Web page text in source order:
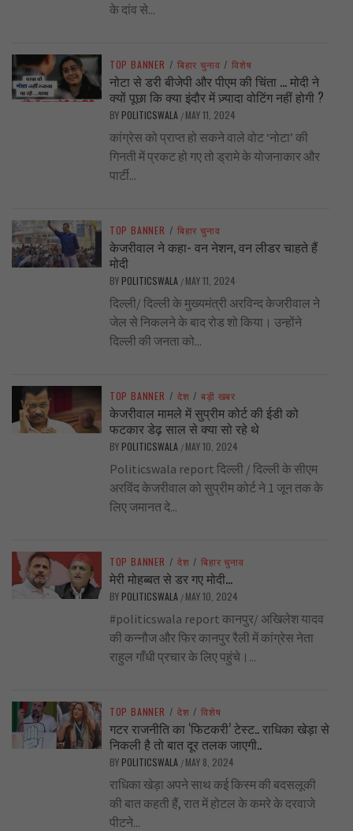
के दांव से...
TOP BANNER / बिहार चुनाव / विशेष
नोटा से डरी बीजेपी और पीएम की चिंता … मोदी ने
क्यों पूछा कि क्या इंदौर में ज़्यादा वोटिंग नहीं होगी ?
BY POLITICSWALA / MAY 11, 2024
कांग्रेस को प्राप्त हो सकने वाले वोट ‘नोटा’ की
गिनती में प्रकट हो गए तो ड्रामे के योजनाकार और
पार्टी...
TOP BANNER / बिहार चुनाव
केजरीवाल ने कहा- वन नेशन, वन लीडर चाहते हैं
मोदी
BY POLITICSWALA / MAY 11, 2024
दिल्ली/ दिल्ली के मुख्यमंत्री अरविन्द केजरीवाल ने
जेल से निकलने के बाद रोड शो किया। उन्होंने
दिल्ली की जनता को...
TOP BANNER / देश / बड़ी खबर
केजरीवाल मामले में सुप्रीम कोर्ट की ईडी को
फटकार डेढ़ साल से क्या सो रहे थे
BY POLITICSWALA / MAY 10, 2024
Politicswala report दिल्ली / दिल्ली के सीएम
अरविंद केजरीवाल को सुप्रीम कोर्ट ने 1 जून तक के
लिए जमानत दे...
TOP BANNER / देश / बिहार चुनाव
मेरी मोहब्बत से डर गए मोदी…
BY POLITICSWALA / MAY 10, 2024
#politicswala report कानपुर/ अखिलेश यादव
की कन्नौज और फिर कानपुर रैली में कांग्रेस नेता
राहुल गाँधी प्रचार के लिए पहुंचे।...
TOP BANNER / देश / विशेष
गटर राजनीति का ‘फिटकरी’ टेस्ट.. राधिका खेड़ा से
निकली है तो बात दूर तलक जाएगी..
BY POLITICSWALA / MAY 8, 2024
राधिका खेड़ा अपने साथ कई किस्म की बदसलूकी
की बात कहती हैं, रात में होटल के कमरे के दरवाजे
पीटने...